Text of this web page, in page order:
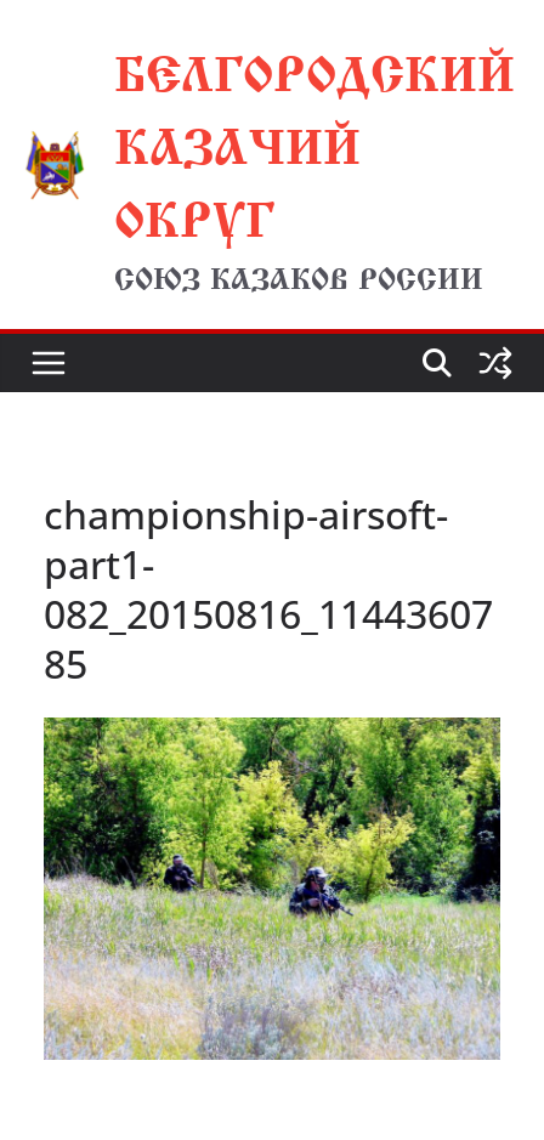
содержимомуБЕЛГОРОДСКИЙ
КАЗАЧИЙ
ОКРУГ
СОЮЗ КАЗАКОВ РОССИИ
championship-airsoft-
part1-
082_20150816_11443607
85